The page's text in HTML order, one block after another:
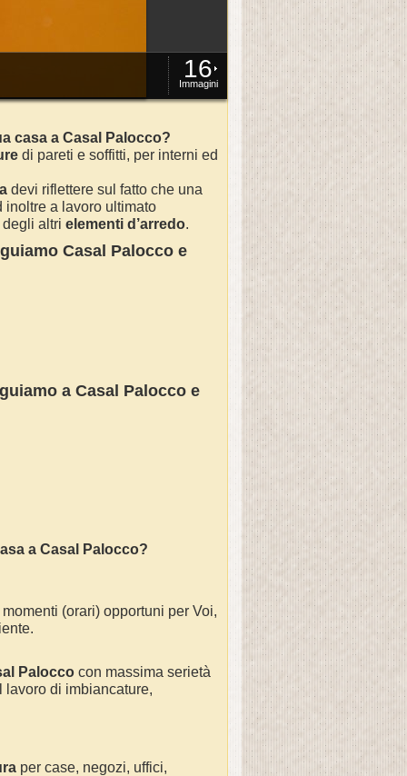
16
Immagini
casa a Casal Palocco?
di pareti e soffitti, per interni ed
devi riflettere sul fatto che una
a lavoro ultimato
altri elementi d’arredo.
Casal Palocco e
a Casal Palocco e
a Casal Palocco?
(orari) opportuni per Voi,
Palocco con massima serietà
lavoro di imbiancature,
per case, negozi, uffici,